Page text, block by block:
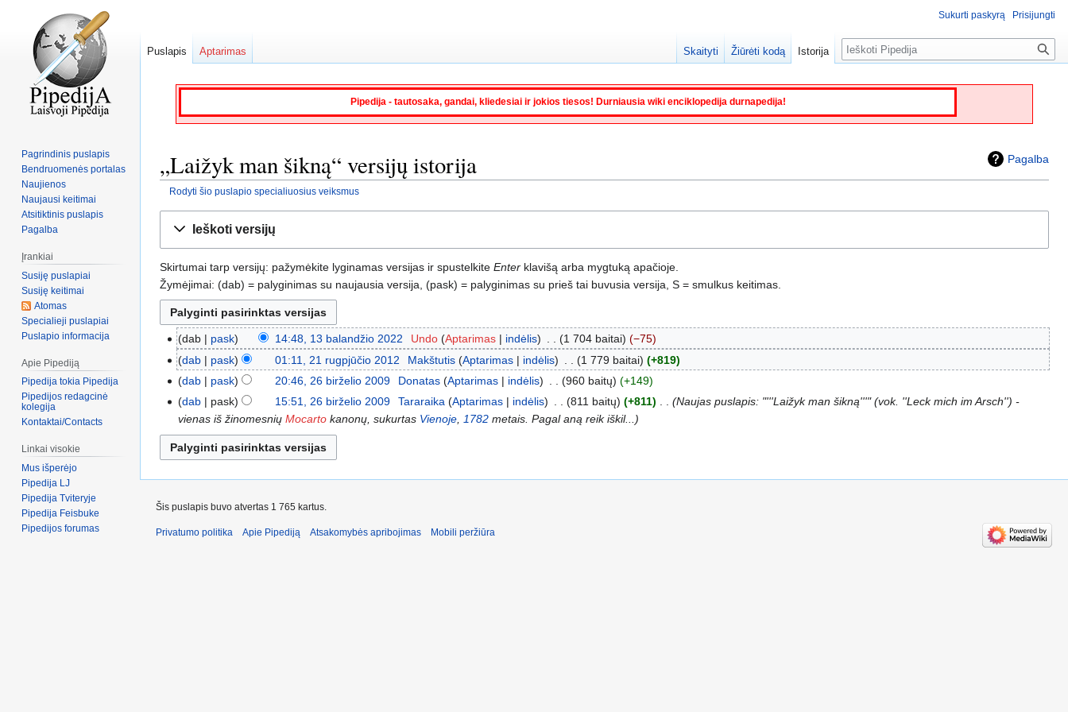
Pipedija - tautosaka, gandai, kliedesiai ir jokios tiesos! Durniausia wiki enciklopedija durnapedija!
Pagalba
„Laižyk man šikną“ versijų istorija
Rodyti šio puslapio specialiuosius veiksmus
Ieškoti versijų
Skirtumai tarp versijų: pažymėkite lyginamas versijas ir spustelkite Enter klavišą arba mygtuką apačioje.
Žymėjimai: (dab) = palyginimas su naujausia versija, (pask) = palyginimas su prieš tai buvusia versija, S = smulkus keitimas.
dab pask 14:48, 13 balandžio 2022 Undo Aptarimas indėlis 1 704 baitai
−75
dab
pask 01:11, 21 rugpjūčio 2012 Makštutis Aptarimas indėlis 1 779 baitai
+819
dab
pask 20:46, 26 birželio 2009 Donatas Aptarimas indėlis 960 baitų
+149
dab
pask 15:51, 26 birželio 2009 Tararaika Aptarimas indėlis 811 baitų +811
Naujas puslapis: "'''Laižyk man šikną'''" (vok. ''Leck mich im Arsch'') -
vienas iš žinomesniųMocarto kanonų, sukurtas Vienoje,1782 metais. Pagal aną reik iškil...
Sukurti paskyrą Prisijungti
Puslapis Aptarimas Skaityti Žiūrėti kodą Istorija Paieška
Pagrindinis puslapis
Bendruomenės portalas
Naujienos
Naujausi keitimai
Atsitiktinis puslapis
Pagalba
Įrankiai
Susiję puslapiai
Susiję keitimai
Atomas
Specialieji puslapiai
Puslapio informacija
Apie Pipediją
Pipedija tokia Pipedija
Pipedijos redagcinė
kolegija
Kontaktai/Contacts
Linkai visokie
Mus išperėjo
Pipedija LJ
Pipedija Tviteryje
Pipedija Feisbuke
Pipedijos forumas
Šis puslapis buvo atvertas 1 765 kartus.
Privatumo politika Apie Pipediją Atsakomybės apribojimas Mobili peržiūra